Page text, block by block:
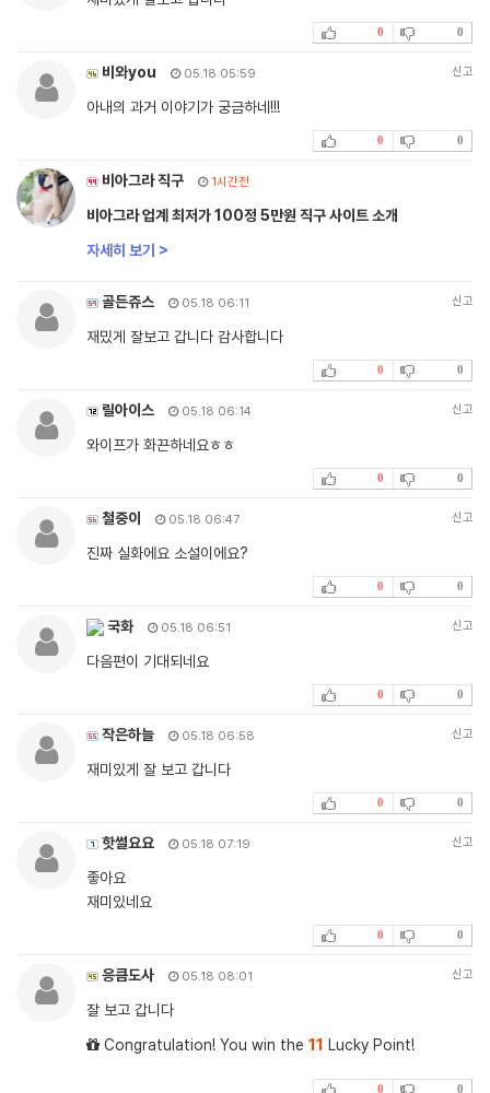
0 0
비와you 05.18 05:59 신고
아내의 과거 이야기가 궁금하네!!!
0 0
비아그라 직구 1시간전
비아그라 업계 최저가 100정 5만원 직구 사이트 소개
자세히 보기 >
골든쥬스 05.18 06:11 신고
재밌게 잘보고 갑니다 감사합니다
0 0
릴아이스 05.18 06:14 신고
와이프가 화끈하네요ㅎㅎ
0 0
철중이 05.18 06:47 신고
진짜 실화에요 소설이에요?
0 0
국화 05.18 06:51 신고
다음편이 기대되네요
0 0
작은하늘 05.18 06:58 신고
재미있게 잘 보고 갑니다
0 0
핫썰요요 05.18 07:19 신고
좋아요
재미있네요
0 0
응큼도사 05.18 08:01 신고
잘 보고 갑니다
Congratulation! You win the 11 Lucky Point!
0 0